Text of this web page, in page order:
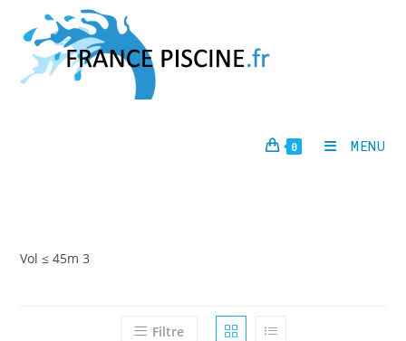
content
0 MENU
Vol ≤ 45m 3
Filtre